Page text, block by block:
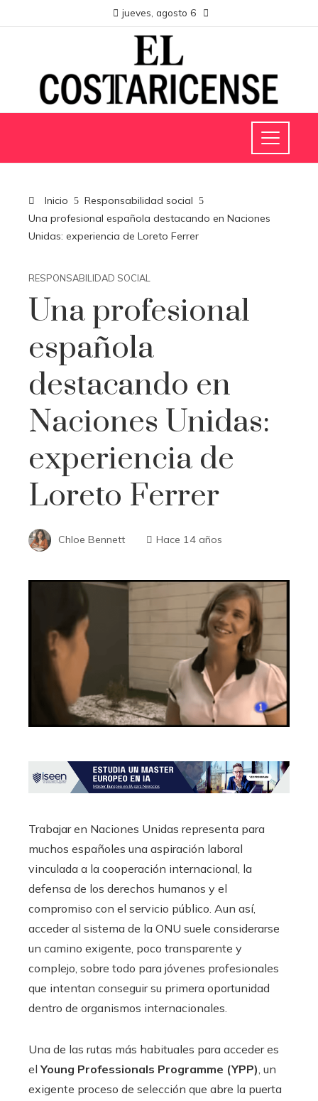
jueves, agosto 6
Inicio
Responsabilidad social
Una profesional española destacando en Naciones
Unidas: experiencia de Loreto Ferrer
RESPONSABILIDAD SOCIAL
Una profesional
española
destacando en
Naciones Unidas:
experiencia de
Loreto Ferrer
Chloe Bennett Hace 14 años
Trabajar en Naciones Unidas representa para
muchos españoles una aspiración laboral
vinculada a la cooperación internacional, la
defensa de los derechos humanos y el
compromiso con el servicio público. Aun así,
acceder al sistema de la ONU suele considerarse
un camino exigente, poco transparente y
complejo, sobre todo para jóvenes profesionales
que intentan conseguir su primera oportunidad
dentro de organismos internacionales.
Una de las rutas más habituales para acceder es
elYoung Professionals Programme (YPP), un
exigente proceso de selección que abre la puerta